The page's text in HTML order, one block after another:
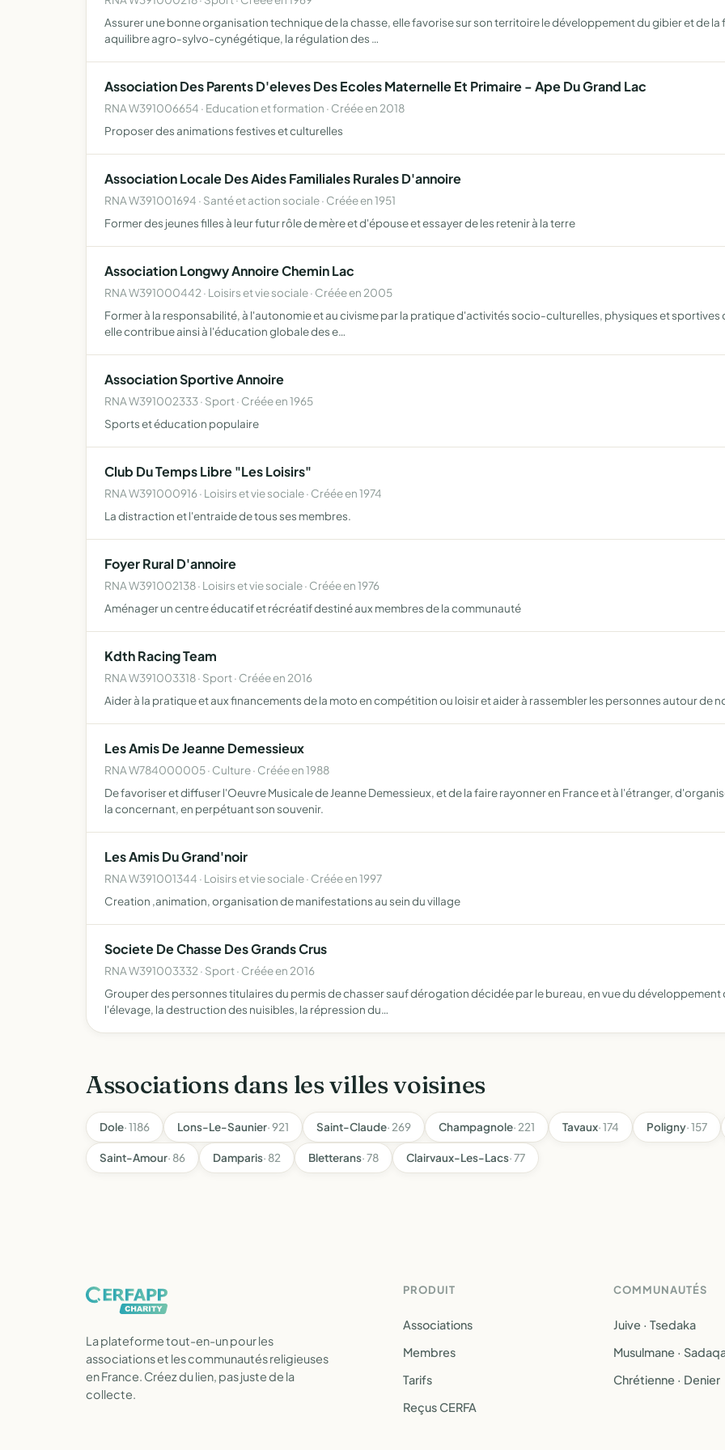
Assurer une bonne organisation technique de la chasse, elle favorise sur son territoire le développement du gibier et de
aquilibre agro-sylvo-cynégétique, la régulation des …
Association Des Parents D'eleves Des Ecoles Maternelle Et Primaire - Ape Du Grand Lac
RNA W391006654 · Education et formation · Créée en 2018
Proposer des animations festives et culturelles
Association Locale Des Aides Familiales Rurales D'annoire
RNA W391001694 · Santé et action sociale · Créée en 1951
Former des jeunes filles à leur futur rôle de mère et d'épouse et essayer de les retenir à la terre
Association Longwy Annoire Chemin Lac
RNA W391000442 · Loisirs et vie sociale · Créée en 2005
Former à la responsabilité, à l'autonomie et au civisme par la pratique d'activités socio-culturelles, physiques et
elle contribue ainsi à l'éducation globale des e…
Association Sportive Annoire
RNA W391002333 · Sport · Créée en 1965
Sports et éducation populaire
Club Du Temps Libre "Les Loisirs"
RNA W391000916 · Loisirs et vie sociale · Créée en 1974
La distraction et l'entraide de tous ses membres.
Foyer Rural D'annoire
RNA W391002138 · Loisirs et vie sociale · Créée en 1976
Aménager un centre éducatif et récréatif destiné aux membres de la communauté
Kdth Racing Team
RNA W391003318 · Sport · Créée en 2016
Aider à la pratique et aux financements de la moto en compétition ou loisir et aider à rassembler les personnes autour de
Les Amis De Jeanne Demessieux
RNA W784000005 · Culture · Créée en 1988
De favoriser et diffuser l'Oeuvre Musicale de Jeanne Demessieux, et de la faire rayonner en France et à l'étranger,
la concernant, en perpétuant son souvenir.
Les Amis Du Grand'noir
RNA W391001344 · Loisirs et vie sociale · Créée en 1997
Creation ,animation, organisation de manifestations au sein du village
Societe De Chasse Des Grands Crus
RNA W391003332 · Sport · Créée en 2016
Grouper des personnes titulaires du permis de chasser sauf dérogation décidée par le bureau, en vue du
l'élevage, la destruction des nuisibles, la répression du…
Associations dans les villes voisines
Dole· 1186 Lons-Le-Saunier· 921 Saint-Claude· 269 Champagnole· 221 Tavaux· 174 Poligny· 157
Saint-Amour· 86 Damparis· 82 Bletterans· 78 Clairvaux-Les-Lacs· 77
La plateforme tout-en-un pour les
associations et les communautés religieuses
en France. Créez du lien, pas juste de la
collecte.
PRODUIT
Associations
Membres
Tarifs
Reçus CERFA
COMMUNAUTÉS
Juive · Tsedaka
Musulmane ·
Chrétienne · Denier